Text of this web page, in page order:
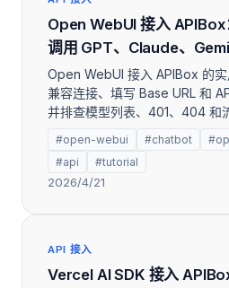
Open WebUI 接入
调用 GPT、Claude、
Open WebUI 接入 APIBox 的
兼容连接、填写 Base URL 和
并排查模型列表、401、404 和
#open-webui #chatbot
#api
#tutorial
2026/4/21
API 接入
Vercel AI SDK 接入